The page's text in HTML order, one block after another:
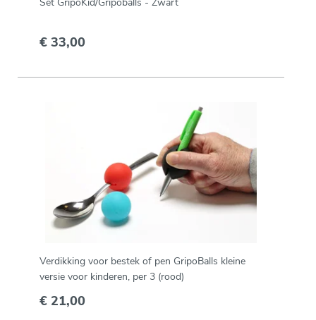
€ 33,00
Verdikking voor bestek of pen GripoBalls kleine
versie voor kinderen, per 3 (rood)
€ 21,00